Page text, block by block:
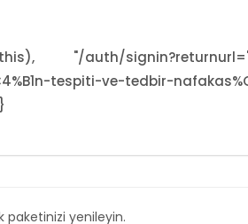
"/auth/
tespiti-ve-tedbir-
yenileyin.